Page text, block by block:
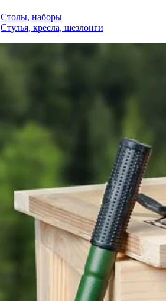
Столы, наборы
Стулья, кресла, шезлонги